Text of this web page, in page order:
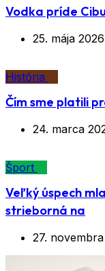
Vodka príde
25. mája 2026
História
Čím sme platili
24. marca
Šport
Veľký úspech
strieborná na
27.